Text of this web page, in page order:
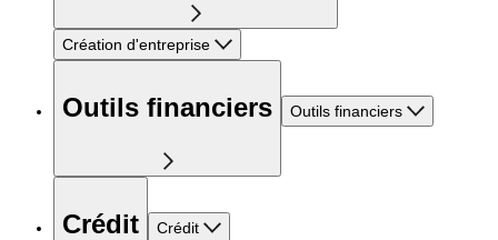
Création d'entreprise
Outils financiers Outils financiers
Crédit Crédit